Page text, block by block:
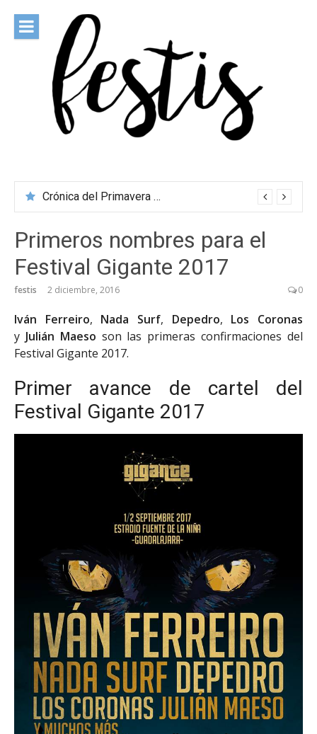
contenido
Crónica del Primavera Sound Porto 2026
Primeros nombres para el
Festival Gigante 2017
festis 2 diciembre, 2016 0
Iván Ferreiro, Nada Surf, Depedro, Los Coronas
y Julián Maeso son las primeras confirmaciones del
Festival Gigante 2017.
Primer avance de cartel del
Festival Gigante 2017